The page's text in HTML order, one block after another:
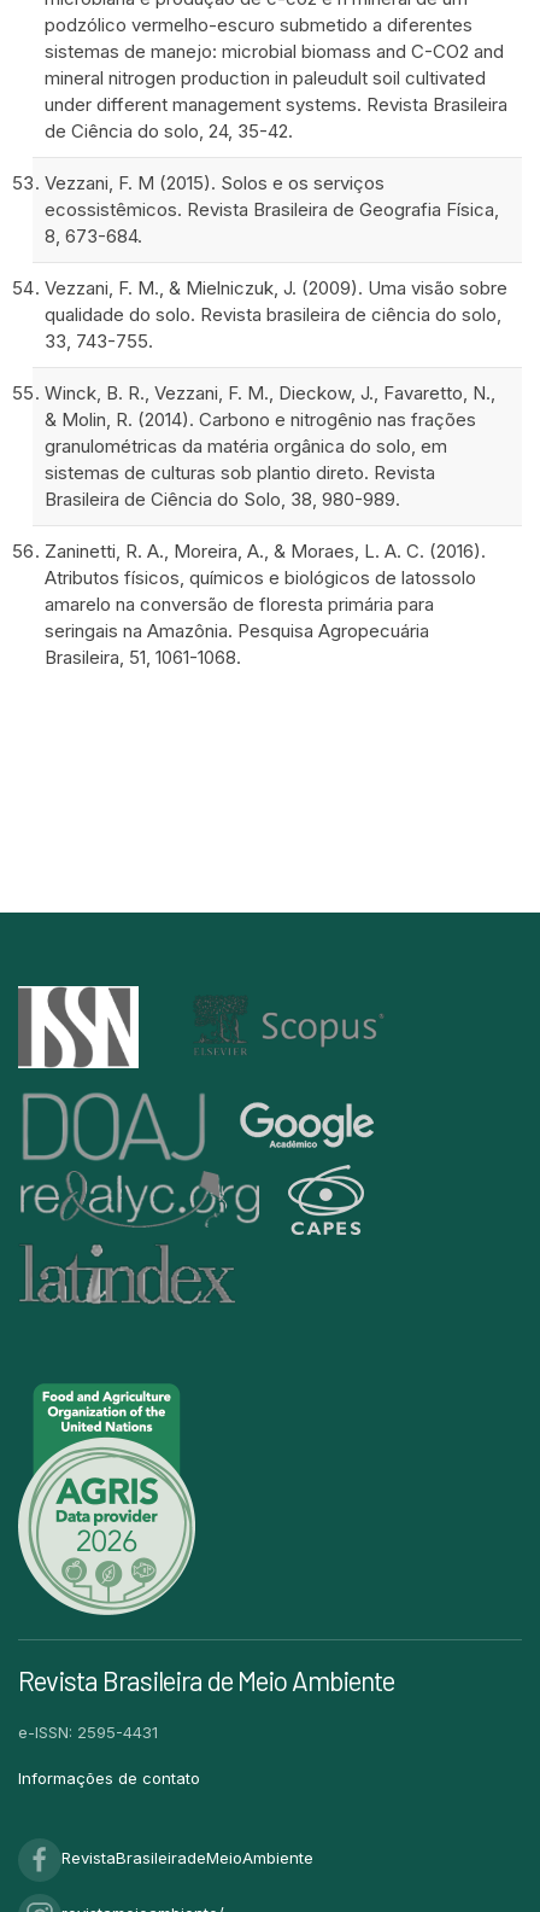
podzólico vermelho-escuro submetido a diferentes
sistemas de manejo: microbial biomass and C-CO2 and
mineral nitrogen production in paleudult soil cultivated
under different management systems. Revista Brasileira
de Ciência do solo, 24, 35-42.
Vezzani, F. M (2015). Solos e os serviços
ecossistêmicos. Revista Brasileira de Geografia Física,
8, 673-684.
Vezzani, F. M., & Mielniczuk, J. (2009). Uma visão sobre
qualidade do solo. Revista brasileira de ciência do solo,
33, 743-755.
Winck, B. R., Vezzani, F. M., Dieckow, J., Favaretto, N.,
& Molin, R. (2014). Carbono e nitrogênio nas frações
granulométricas da matéria orgânica do solo, em
sistemas de culturas sob plantio direto. Revista
Brasileira de Ciência do Solo, 38, 980-989.
Zaninetti, R. A., Moreira, A., & Moraes, L. A. C. (2016).
Atributos físicos, químicos e biológicos de latossolo
amarelo na conversão de floresta primária para
seringais na Amazônia. Pesquisa Agropecuária
Brasileira, 51, 1061-1068.
Revista Brasileira de Meio Ambiente
e-ISSN: 2595-4431
Informações de contato
RevistaBrasileiradeMeioAmbiente